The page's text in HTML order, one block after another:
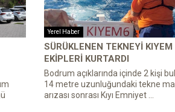
Yerel Haber
SÜRÜKLENEN TEKNEYI KIYEM
EKIPLERI KURTARDI
Bodrum açıklarında içinde 2 kişi
14 metre uzunluğundaki tekne
arızası sonrası Kıyı Emniyet ...